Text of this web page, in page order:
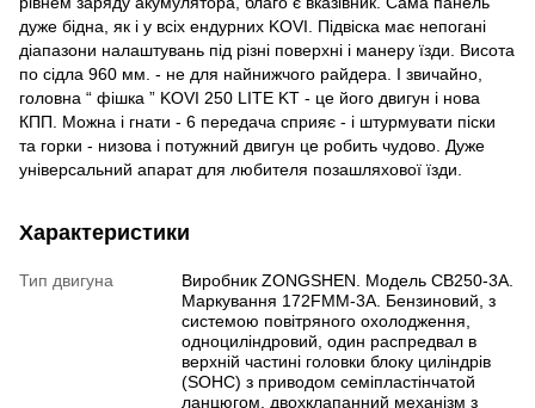
дуже бідна, як і у всіх ендурних KOVI. Підвіска має непогані
діапазони налаштувань під різні поверхні і манеру їзди. Висота
по сідла 960 мм. - не для найнижчого райдера. І звичайно,
головна “ фішка ” KOVI 250 LITE KT - це його двигун і нова
КПП. Можна і гнати - 6 передача сприяє - і штурмувати піски
та горки - низова і потужний двигун це робить чудово. Дуже
універсальний апарат для любителя позашляхової їзди.
Характеристики
Тип двигуна
Виробник ZONGSHEN. Модель CB250-3A.
Маркування 172FMM-3A. Бензиновий, з
системою повітряного охолодження,
одноциліндровий, один распредвал в
верхній частині головки блоку циліндрів
(SOHC) з приводом семіпластінчатой ​​
ланцюгом, двохклапанний механізм з